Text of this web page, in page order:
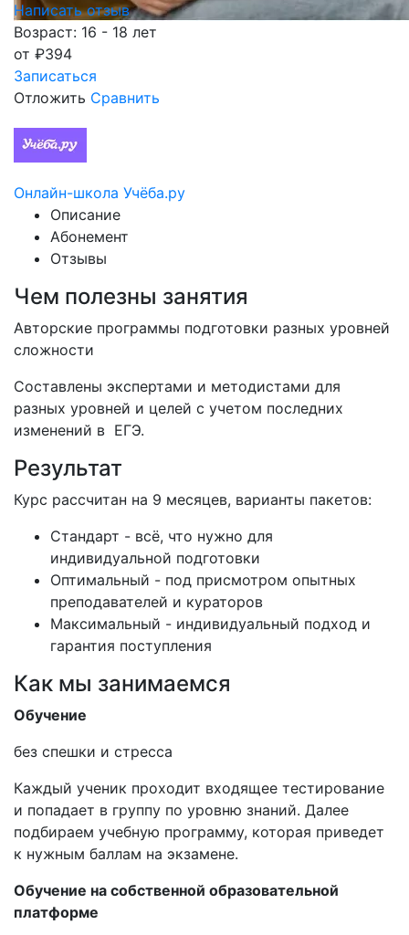
Написать отзыв
Возраст: 16 - 18 лет
от ₽394
Записаться
Отложить Сравнить
Онлайн-школа Учёба.ру
Описание
Абонемент
Отзывы
Чем полезны занятия
Авторские программы подготовки разных уровней
сложности
Составлены экспертами и методистами для
разных уровней и целей с учетом последних
изменений в ЕГЭ.
Результат
Курс рассчитан на 9 месяцев, варианты пакетов:
Стандарт - всё, что нужно для
индивидуальной подготовки
Оптимальный - под присмотром опытных
преподавателей и кураторов
Максимальный - индивидуальный подход и
гарантия поступления
Как мы занимаемся
Обучение
без спешки и стресса
Каждый ученик проходит входящее тестирование
и попадает в группу по уровню знаний. Далее
подбираем учебную программу, которая приведет
к нужным баллам на экзамене.
Обучение на собственной образовательной
платформе